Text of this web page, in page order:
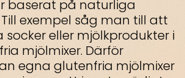
baserat på naturliga
exempel såg man till att
socker eller mjölkprodukter i
mjölmixer. Därför
egna glutenfria mjölmixer